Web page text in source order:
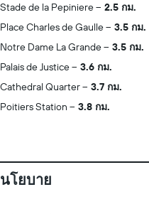
Stade de la Pepiniere
2.5 กม.
Place Charles de Gaulle
3.5 กม.
Notre Dame La Grande
3.5 กม.
Palais de Justice
3.6 กม.
Cathedral Quarter
3.7 กม.
Poitiers Station
3.8 กม.
นโยบาย